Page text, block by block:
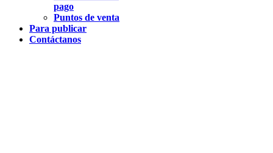
pago
Puntos de venta
Para publicar
Contáctanos